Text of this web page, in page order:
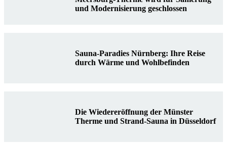
und Modernisierung geschlossen
Sauna-Paradies Nürnberg: Ihre Reise
durch Wärme und Wohlbefinden
Die Wiedereröffnung der Münster
Therme und Strand-Sauna in Düsseldorf